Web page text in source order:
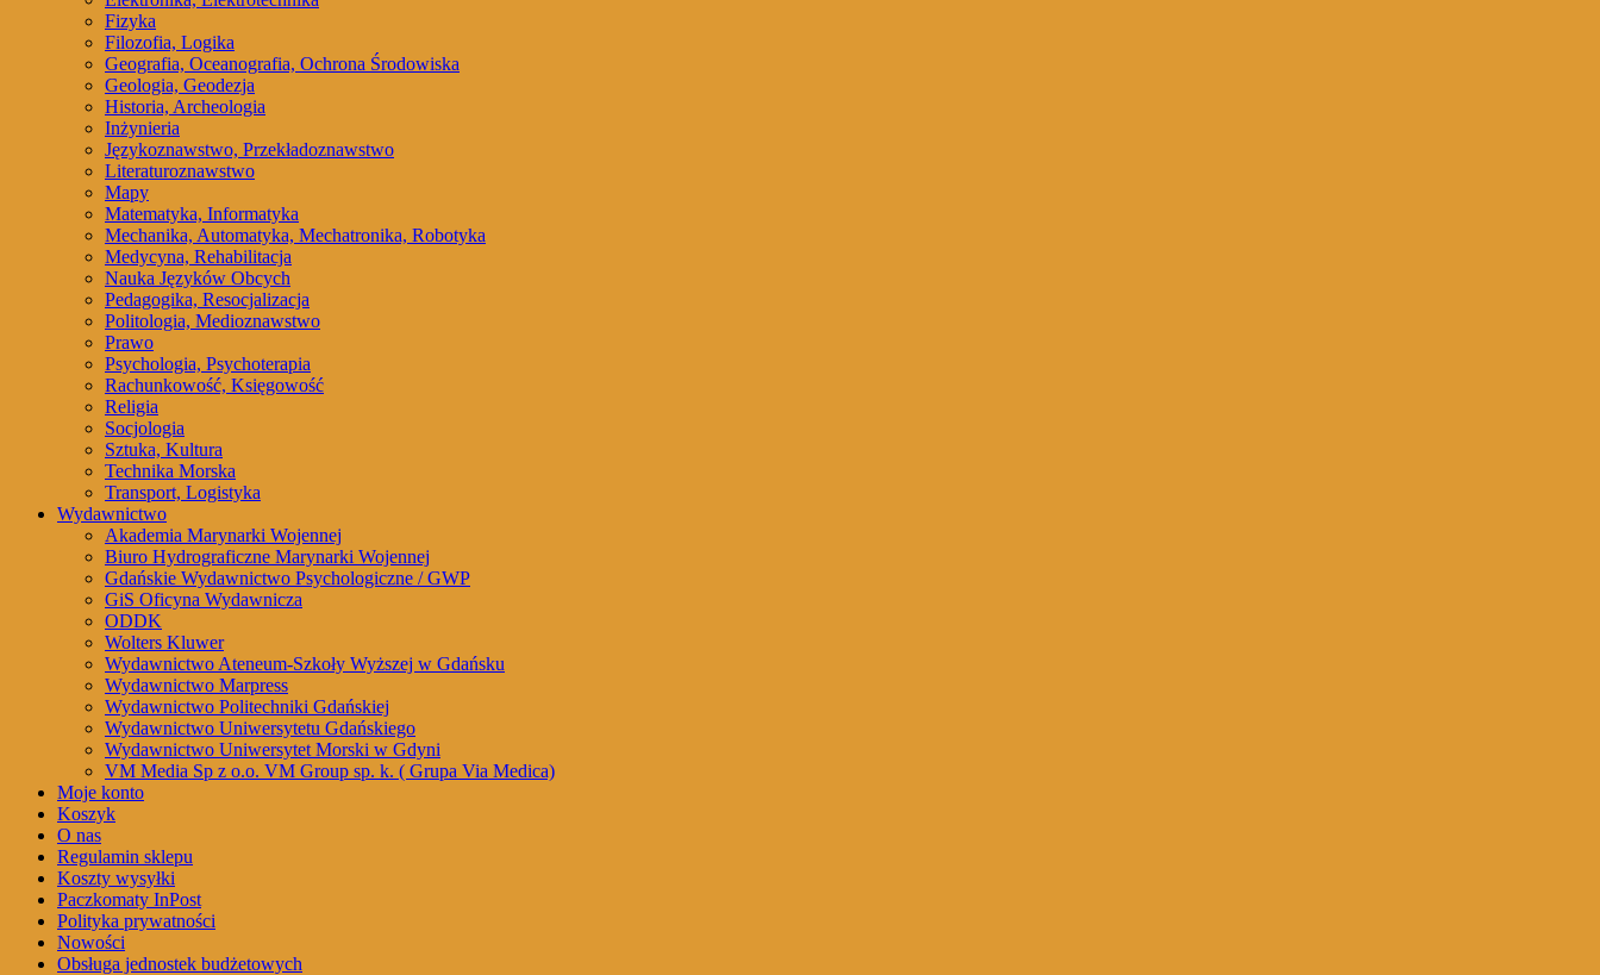
Fizyka
Filozofia, Logika
Geografia, Oceanografia, Ochrona Środowiska
Geologia, Geodezja
Historia, Archeologia
Inżynieria
Językoznawstwo, Przekładoznawstwo
Literaturoznawstwo
Mapy
Matematyka, Informatyka
Mechanika, Automatyka, Mechatronika, Robotyka
Medycyna, Rehabilitacja
Nauka Języków Obcych
Pedagogika, Resocjalizacja
Politologia, Medioznawstwo
Prawo
Psychologia, Psychoterapia
Rachunkowość, Księgowość
Religia
Socjologia
Sztuka, Kultura
Technika Morska
Transport, Logistyka
Wydawnictwo
Akademia Marynarki Wojennej
Biuro Hydrograficzne Marynarki Wojennej
Gdańskie Wydawnictwo Psychologiczne / GWP
GiS Oficyna Wydawnicza
ODDK
Wolters Kluwer
Wydawnictwo Ateneum-Szkoły Wyższej w Gdańsku
Wydawnictwo Marpress
Wydawnictwo Politechniki Gdańskiej
Wydawnictwo Uniwersytetu Gdańskiego
Wydawnictwo Uniwersytet Morski w Gdyni
VM Media Sp z o.o. VM Group sp. k. ( Grupa Via Medica)
Moje konto
Koszyk
O nas
Regulamin sklepu
Koszty wysyłki
Paczkomaty InPost
Polityka prywatności
Nowości
Obsługa jednostek budżetowych